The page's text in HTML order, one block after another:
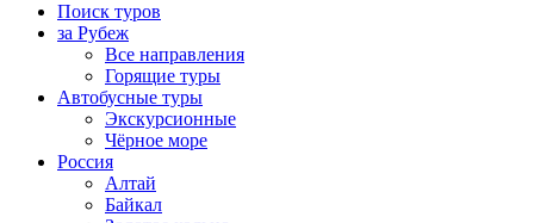
Поиск туров
за Рубеж
Все направления
Горящие туры
Автобусные туры
Экскурсионные
Чёрное море
Россия
Алтай
Байкал